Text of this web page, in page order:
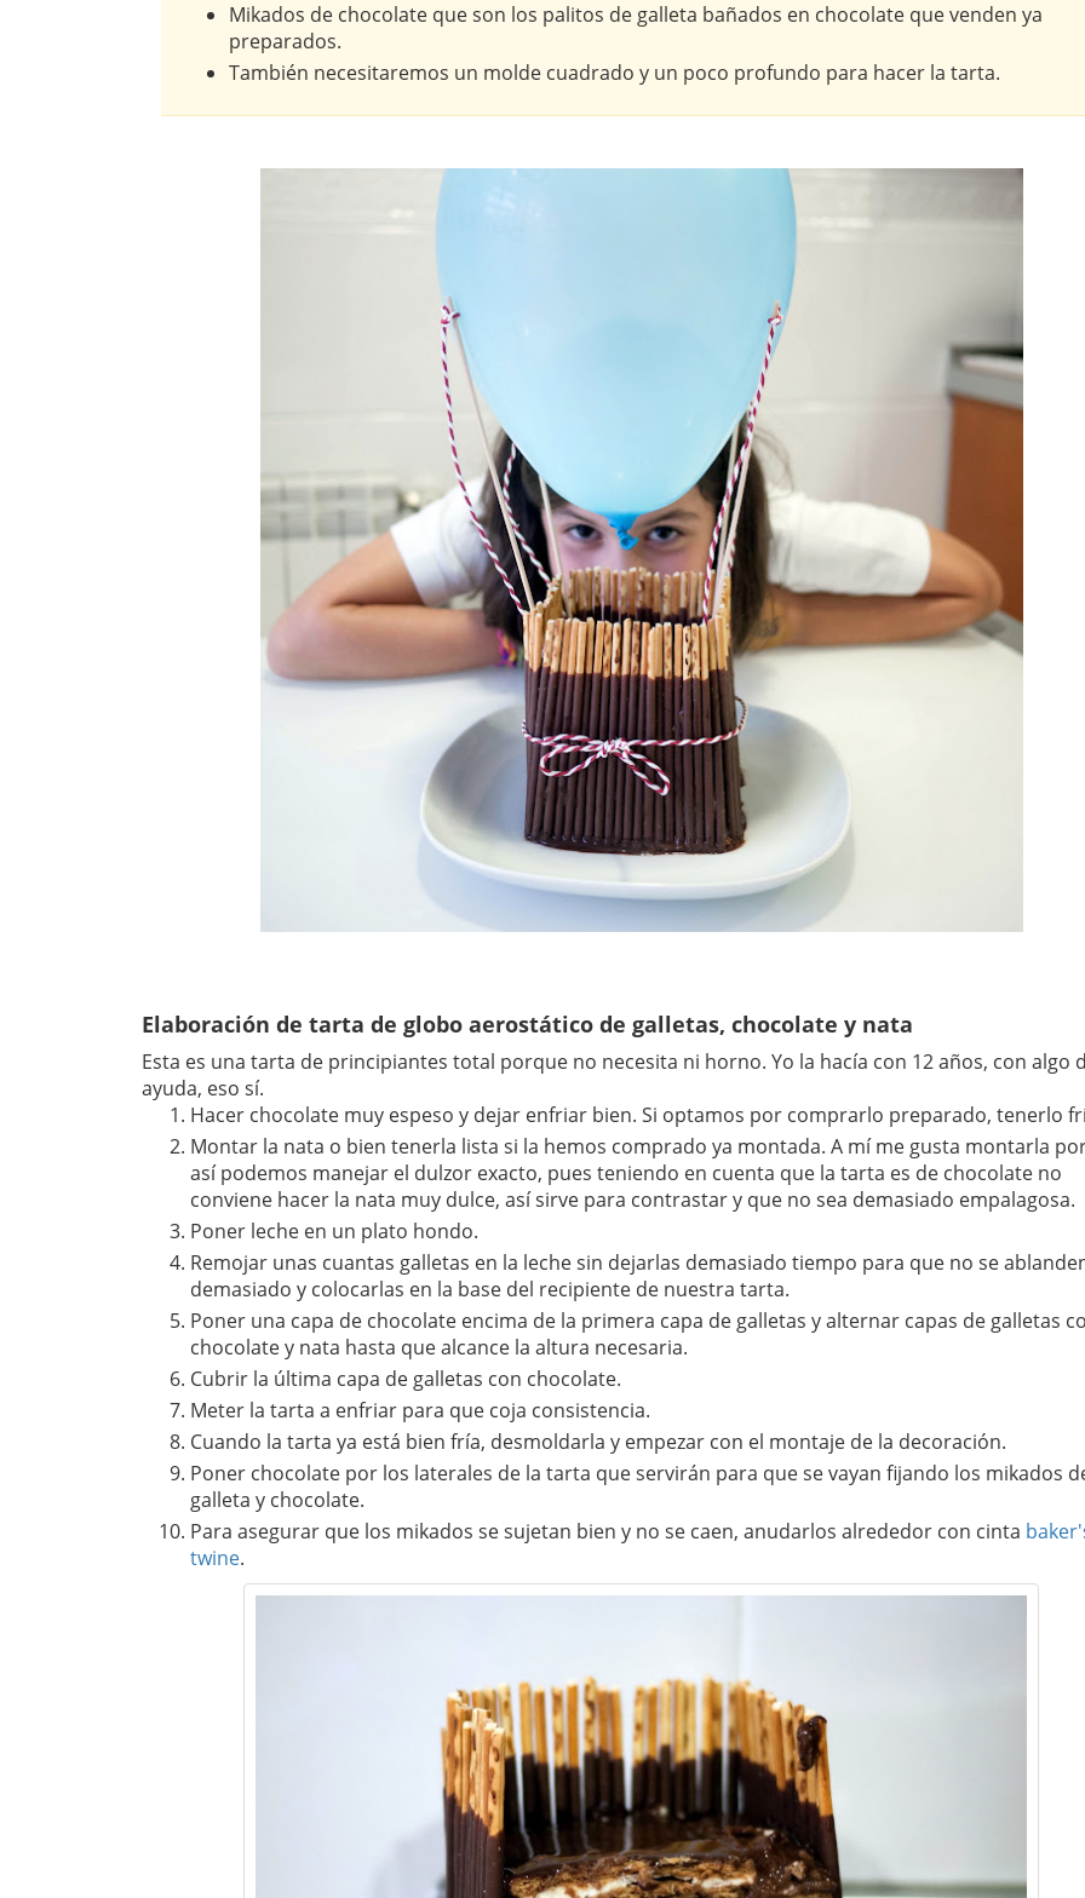
Mikados de chocolate que son los palitos de galleta bañados en chocolate que venden ya
preparados.
También necesitaremos un molde cuadrado y un poco profundo para hacer la tarta.
Elaboración de tarta de globo aerostático de galletas, chocolate y nata
Esta es una tarta de principiantes total porque no necesita ni horno. Yo la hacía con 12 años, con algo
ayuda, eso sí.
Hacer chocolate muy espeso y dejar enfriar bien. Si optamos por comprarlo preparado, tenerlo
Montar la nata o bien tenerla lista si la hemos comprado ya montada. A mí me gusta montarla
así podemos manejar el dulzor exacto, pues teniendo en cuenta que la tarta es de chocolate no
conviene hacer la nata muy dulce, así sirve para contrastar y que no sea demasiado empalagosa.
Poner leche en un plato hondo.
Remojar unas cuantas galletas en la leche sin dejarlas demasiado tiempo para que no se
demasiado y colocarlas en la base del recipiente de nuestra tarta.
Poner una capa de chocolate encima de la primera capa de galletas y alternar capas de galletas
chocolate y nata hasta que alcance la altura necesaria.
Cubrir la última capa de galletas con chocolate.
Meter la tarta a enfriar para que coja consistencia.
Cuando la tarta ya está bien fría, desmoldarla y empezar con el montaje de la decoración.
Poner chocolate por los laterales de la tarta que servirán para que se vayan fijando los mikados
galleta y chocolate.
Para asegurar que los mikados se sujetan bien y no se caen, anudarlos alrededor con cinta
twine.